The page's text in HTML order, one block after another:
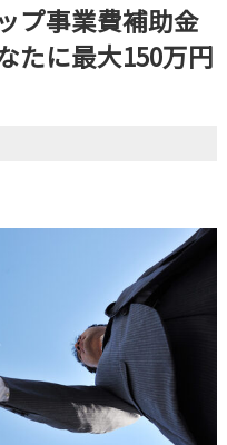
プ事業費補助金
たに最大150万円